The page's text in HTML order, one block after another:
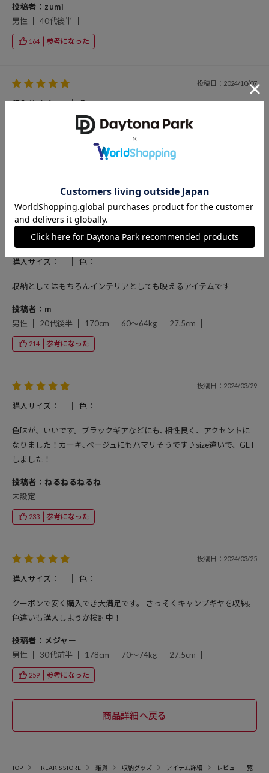
投稿者：zumi
男性
40代後半
164 参考になった
投稿日：2024/10/07
購入サイズ： 色：
キャンプ時の家族の服をまとめるのに使っています。オレンジの存在
投稿日：2024/07/05
購入サイズ： 色：
収納としてはもちろんインテリアとしても映えるアイテムです
投稿者：m
男性
20代後半 170cm 60～64kg 27.5cm
214 参考になった
投稿日：2024/03/29
購入サイズ： 色：
色味が、いいです。ブラックギアなどにも､相性良く、アクセントに
なりました！カーキ､ベージュにもハマリそうです♪size違いで、GET
しました！
投稿者：ねるねるねるね
未設定
233 参考になった
投稿日：2024/03/25
購入サイズ： 色：
クーポンで安く購入でき大満足です。 さっそくキャンプギヤを収納。
色違いも購入しようか検討中！
投稿者：メジャー
男性
30代前半 178cm 70～74kg 27.5cm
259 参考になった
TOP FREAK'S STORE 雑貨 収納グッズ アイテム詳細 レビュー一覧